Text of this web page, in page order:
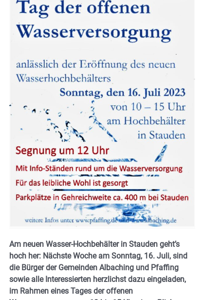
Am neuen Wasser-Hochbehälter in Stauden geht’s
hoch her: Nächste Woche am Sonntag, 16. Juli, sind
die Bürger der Gemeinden Albaching und Pfaffing
sowie alle Interessierten herzlichst dazu eingeladen,
im Rahmen eines Tages der offenen